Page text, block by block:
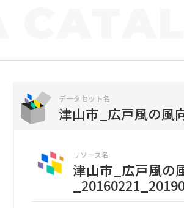
データセット名
津山市_広戸風の風
リソース名
津山市_広戸風の